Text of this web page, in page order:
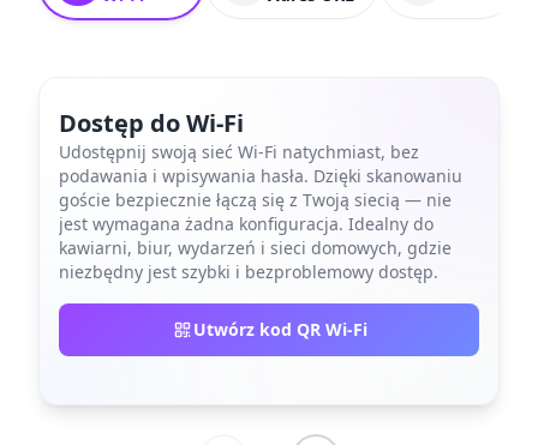
Dostęp do Wi-Fi
Udostępnij swoją sieć Wi-Fi natychmiast, bez
podawania i wpisywania hasła. Dzięki skanowaniu
goście bezpiecznie łączą się z Twoją siecią — nie
jest wymagana żadna konfiguracja. Idealny do
kawiarni, biur, wydarzeń i sieci domowych, gdzie
niezbędny jest szybki i bezproblemowy dostęp.
Utwórz kod QR Wi-Fi